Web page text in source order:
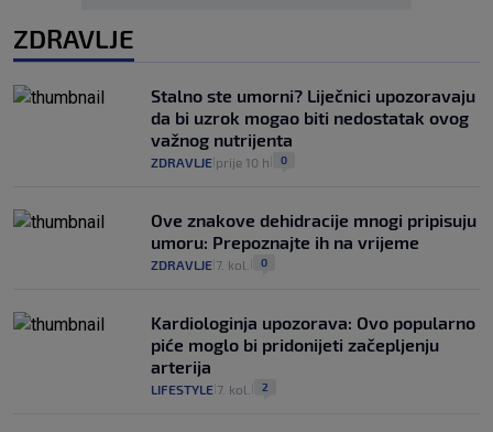
ZDRAVLJE
Stalno ste umorni? Liječnici upozoravaju
da bi uzrok mogao biti nedostatak ovog
važnog nutrijenta
ZDRAVLJE prije 10 h 0
Ove znakove dehidracije mnogi pripisuju
umoru: Prepoznajte ih na vrijeme
ZDRAVLJE 7. kol. 0
Kardiologinja upozorava: Ovo popularno
piće moglo bi pridonijeti začepljenju
arterija
LIFESTYLE 7. kol. 2